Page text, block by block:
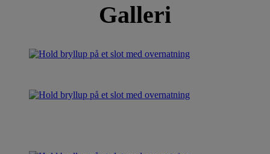
Galleri